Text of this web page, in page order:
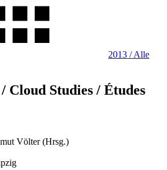
2013 / Alle
Cloud Studies / Études
Völter (Hrsg.)